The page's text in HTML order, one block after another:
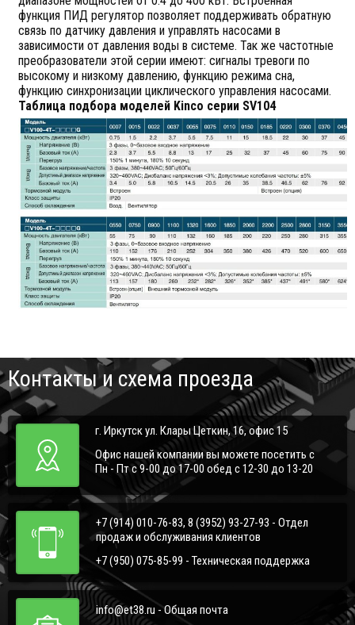
функция ПИД регулятор позволяет поддерживать обратную
связь по датчику давления и управлять насосами в
зависимости от давления воды в системе. Так же частотные
преобразователи этой серии имеют: сигналы тревоги по
высокому и низкому давлению, функцию режима сна,
функцию синхронизации циклического управления насосами.
Таблица подбора моделей Kinco серии SV104
Контакты и схема проезда
г. Иркутск ул. Клары Цеткин, 16, офис 15
Офис нашей компании вы можете посетить с
Пн - Пт с 9-00 до 17-00 обед с 12-30 до 13-20
+7 (914) 010-76-83, 8 (3952) 93-27-93 - Отдел
продаж и обслуживания клиентов
+7 (950) 075-85-99 - Техническая поддержка
info@et38.ru - Общая почта